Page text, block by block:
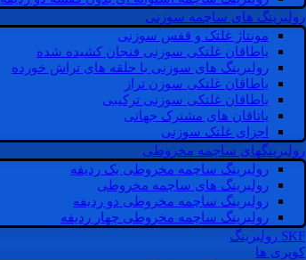
رولبرینگ های ساچمه سوزنی
مونتاژ غلتک و قفس سوزنی
یاطاقان غلتکی سوزنی فنجان کشیده شده
رولبرینگ های سوزنی با حلقه های تراش خورده
یاطاقان غلتکی سوزن تراز
یاطاقان غلتکی سوزنی ترکیبی
یاتاقان های مشترک جهانی
اجزای غلتک سوزنی
رولبرینگهای ساچمه مخروطی
رولبرینگ ساچمه مخروطی یک ردیفه
رولبرینگ های ساچمه مخروطی
رولبرینگ ساچمه مخروطی دو ردیفه
رولبرینگ ساچمه مخروطی چهار ردیفه
SKF رولبرینگ
کوپری ها